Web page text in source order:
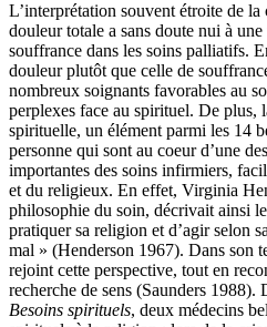
L’interprétation souvent étroite de
douleur totale a sans doute nui à
souffrance dans les soins palliatifs.
douleur plutôt que celle de
nombreux soignants favorables au
perplexes face au spirituel. De plus,
spirituelle, un élément parmi les 14
personne qui sont au coeur d’une
importantes des soins infirmiers,
et du religieux. En effet, Virginia
philosophie du soin, décrivait ainsi
pratiquer sa religion et d’agir selon
mal » (Henderson 1967). Dans son
rejoint cette perspective, tout en
recherche de sens (Saunders 1988).
Besoins spirituels, deux médecins